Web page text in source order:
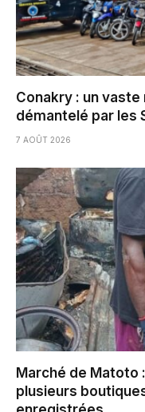
Conakry : un
démantelé par les
7 AOÛT 2026
Marché de Matoto
plusieurs